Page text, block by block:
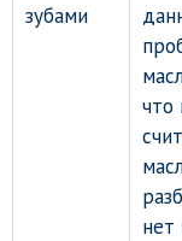
зубами
что
нет